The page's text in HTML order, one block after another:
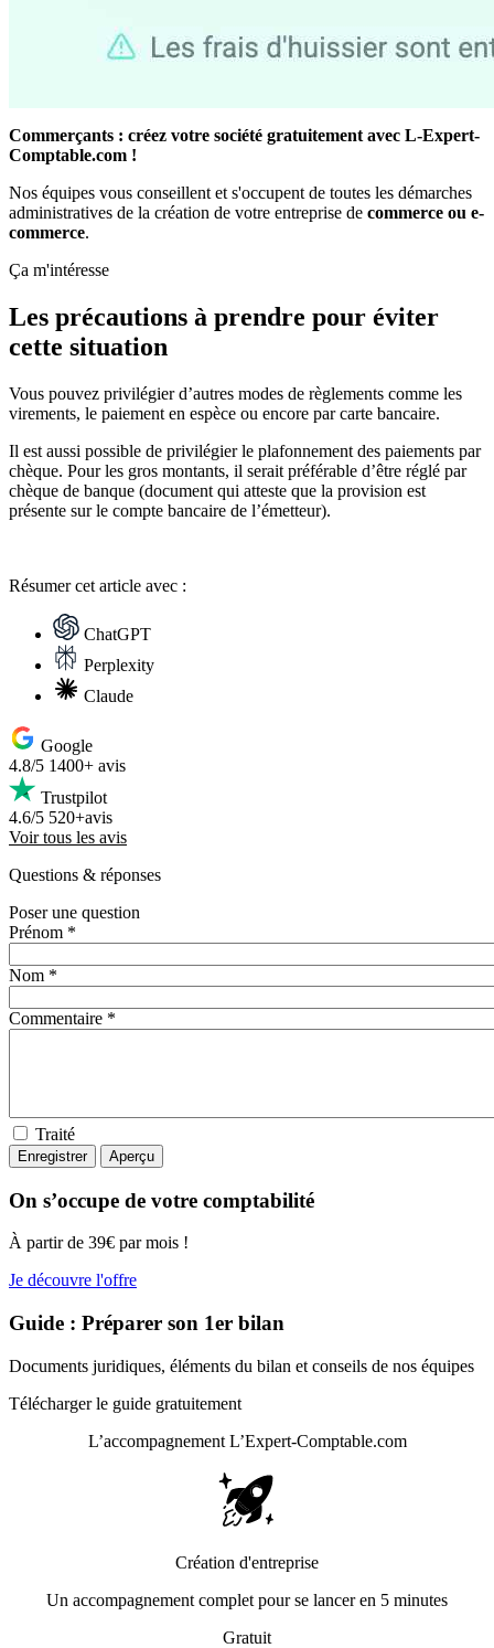
Commerçants : créez votre société gratuitement avec L-Expert-
Comptable.com !
Nos équipes vous conseillent et s'occupent de toutes les démarches
administratives de la création de votre entreprise de commerce ou e-
commerce.
Ça m'intéresse
Les précautions à prendre pour éviter
cette situation
Vous pouvez privilégier d’autres modes de règlements comme les
virements, le paiement en espèce ou encore par carte bancaire.
Il est aussi possible de privilégier le plafonnement des paiements par
chèque. Pour les gros montants, il serait préférable d’être réglé par
chèque de banque (document qui atteste que la provision est
présente sur le compte bancaire de l’émetteur).
Résumercet article avec :
ChatGPT
Perplexity
Claude
Google
4.8/5 1400+ avis
Trustpilot
4.6/5 520+avis
Voir tous les avis
Questions & réponses
Poser une question
Prénom *
Nom *
Commentaire *
Traité
On s’occupe de votre comptabilité
À partir de 39€ par mois !
Je découvre l'offre
Guide : Préparer son 1er bilan
Documents juridiques, éléments du bilan et conseils de nos équipes
Télécharger le guide gratuitement
L’accompagnement L’Expert-Comptable.com
Création d'entreprise
Un accompagnement complet pour se lancer en 5 minutes
Gratuit